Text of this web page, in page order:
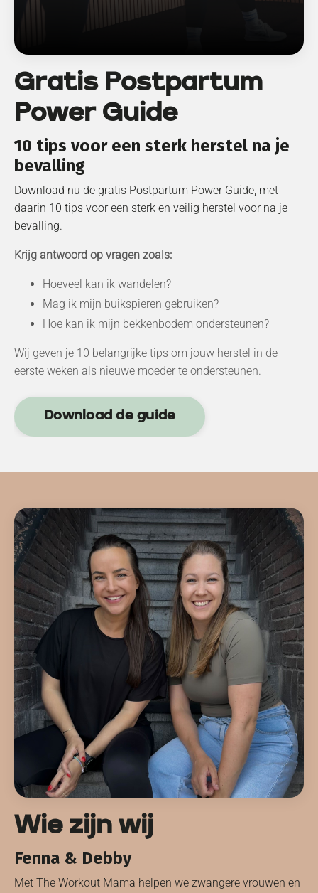
Gratis Postpartum
Power Guide
10 tips voor een sterk herstel na je
bevalling
Download nu de gratis Postpartum Power Guide, met
daarin 10 tips voor een sterk en veilig herstel voor na je
bevalling.
Krijg antwoord op vragen zoals:
Hoeveel kan ik wandelen?
Mag ik mijn buikspieren gebruiken?
Hoe kan ik mijn bekkenbodem ondersteunen?
Wij geven je 10 belangrijke tips om jouw herstel in de
eerste weken als nieuwe moeder te ondersteunen.
Download de guide
Wie zijn wij
Fenna & Debby
Met The Workout Mama helpen we zwangere vrouwen en